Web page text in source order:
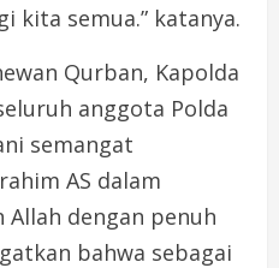
kita semua.” katanya.
Qurban, Kapolda
anggota Polda
semangat
AS dalam
dengan penuh
bahwa sebagai